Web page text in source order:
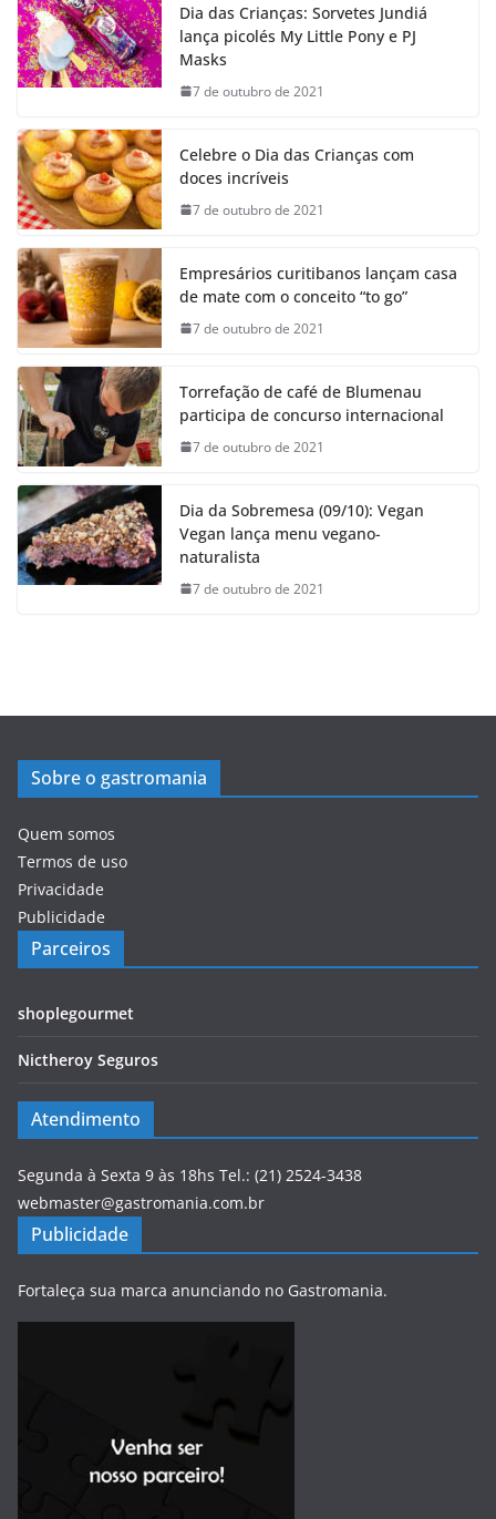
Dia das Crianças: Sorvetes Jundiá
lança picolés My Little Pony e PJ
Masks
7 de outubro de 2021
Celebre o Dia das Crianças com
doces incríveis
7 de outubro de 2021
Empresários curitibanos lançam casa
de mate com o conceito “to go”
7 de outubro de 2021
Torrefação de café de Blumenau
participa de concurso internacional
7 de outubro de 2021
Dia da Sobremesa (09/10): Vegan
Vegan lança menu vegano-
naturalista
7 de outubro de 2021
Sobre o gastromania
Quem somos
Termos de uso
Privacidade
Publicidade
Parceiros
shoplegourmet
Nictheroy Seguros
Atendimento
Segunda à Sexta 9 às 18hs Tel.: (21) 2524-3438
webmaster@gastromania.com.br
Publicidade
Fortaleça sua marca anunciando no Gastromania.